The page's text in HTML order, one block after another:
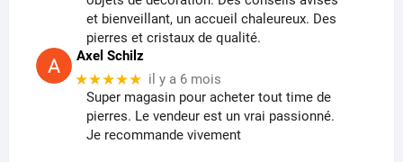
et bienveillant, un accueil chaleureux. Des
pierres et cristaux de qualité.
Axel Schilz
★★★★★ il y a 6 mois
Super magasin pour acheter tout time de
pierres. Le vendeur est un vrai passionné.
Je recommande vivement